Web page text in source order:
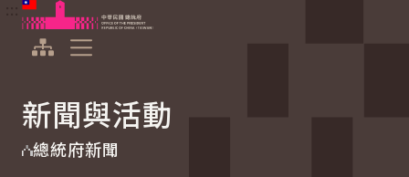
跳到主要內容
中華民國總統府
新聞與活動
總統府新聞